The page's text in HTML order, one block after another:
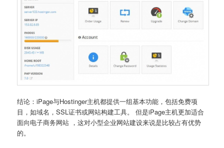
结论：iPage与Hostinger主机都提供一组基本功能，包括免费项
目，如域名，SSL证书或网​​站构建工具。 但是iPage主机更加适合
面向电子商务网站 ，这对小型企业网站建设来说是比较占有优势
的。